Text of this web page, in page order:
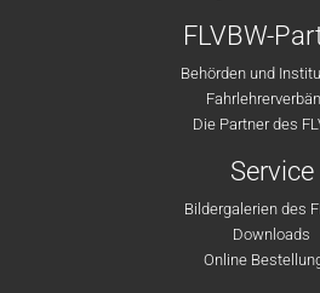
FLVBW-
Behörden und
Die Partner des
Service
Bildergalerien des
Downloads
Online